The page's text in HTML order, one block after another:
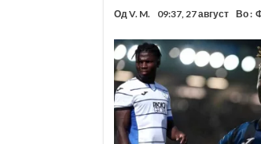
Од V. M. 09:37, 27 август Во :